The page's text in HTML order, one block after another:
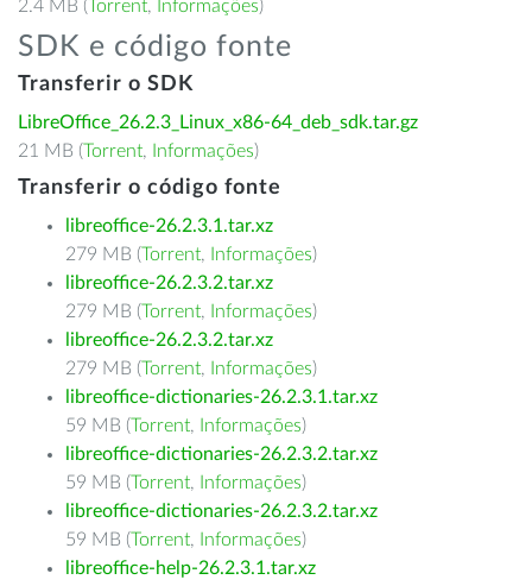
2.4 MB (Torrent, Informações)
SDK e código fonte
Transferir o SDK
LibreOffice_26.2.3_Linux_x86-64_deb_sdk.tar.gz
21 MB (Torrent, Informações)
Transferir o código fonte
libreoffice-26.2.3.1.tar.xz
279 MB (Torrent, Informações)
libreoffice-26.2.3.2.tar.xz
279 MB (Torrent, Informações)
libreoffice-26.2.3.2.tar.xz
279 MB (Torrent, Informações)
libreoffice-dictionaries-26.2.3.1.tar.xz
59 MB (Torrent, Informações)
libreoffice-dictionaries-26.2.3.2.tar.xz
59 MB (Torrent, Informações)
libreoffice-dictionaries-26.2.3.2.tar.xz
59 MB (Torrent, Informações)
libreoffice-help-26.2.3.1.tar.xz